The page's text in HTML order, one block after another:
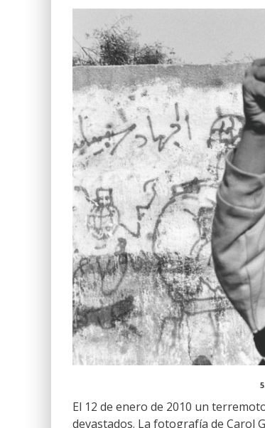
El 12 de enero de 2010 un
devastados. La fotografía de Carol